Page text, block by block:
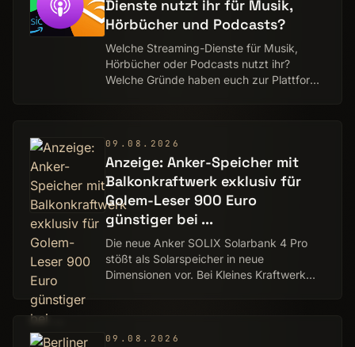
Dienste nutzt ihr für Musik,
Hörbücher und Podcasts?
Welche Streaming-Dienste für Musik,
Hörbücher oder Podcasts nutzt ihr?
Welche Gründe haben euch zur Plattform
09.08.2026
Anzeige: Anker-Speicher mit
Balkonkraftwerk exklusiv für
Golem-Leser 900 Euro
günstiger bei ...
Die neue Anker SOLIX Solarbank 4 Pro
stößt als Solarspeicher in neue
Dimensionen vor. Bei Kleines Kraftwerk
09.08.2026